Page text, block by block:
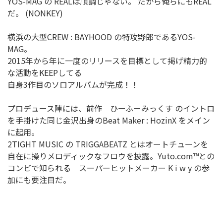
だ。 (NONKEY)
横浜の大型CREW : BAYHOOD の特攻野郎であるYOS-
MAG。
2015年から年に一度のリリースを目標として掲げ精力的
な活動をKEEPしてる
自身3作目のソロアルバムが完成！！
プロデュース陣には、前作 ひーふーみっくす のイントロ
を手掛けた同じ金沢出身のBeat Maker : HozinX をメイン
に起用。
2TIGHT MUSIC の TRIGGABEATZ とはオートチューンを
自在に操りメロディックなフロウを披露。Yuto.com™との
コンビで知られる スーパーヒットメーカー K i w y の参
加にも要注目だ。